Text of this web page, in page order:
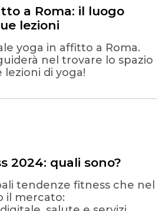
a Roma: il luogo
lezioni
yoga in affitto a Roma.
nel trovare lo spazio
di yoga!
2024: quali sono?
tendenze fitness che nel
il mercato: